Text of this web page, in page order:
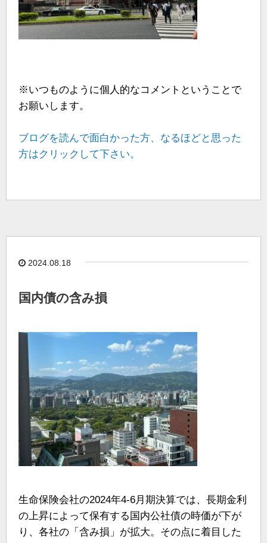
※いつものように個人的なコメントということで
お願いします。
ブログを読んで面白かった方、なるほどと思った
方はクリックして下さい。
2024.08.18
国内債の含み損
生命保険会社の2024年4-6月期決算では、長期金利
の上昇によって保有する国内公社債の時価が下が
り、各社の「含み損」が拡大。その点に着目した